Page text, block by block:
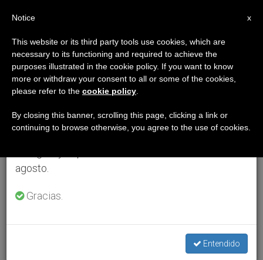
×
Aviso importante
Del 27 de julio al 7 de agosto haremos la pausa
anual, aprovechando que en el periodo de verano
se generan menos informaciones y también el
agosto.
Gracias.
Entendido
x
Notice
This website or its third party tools use cookies, which are
necessary to its functioning and required to achieve the
purposes illustrated in the cookie policy. If you want to know
more or withdraw your consent to all or some of the cookies,
please refer to the cookie policy
By closing this banner, scrolling this page, clicking a link or
continuing to browse otherwise, you agree to the use of cookies.